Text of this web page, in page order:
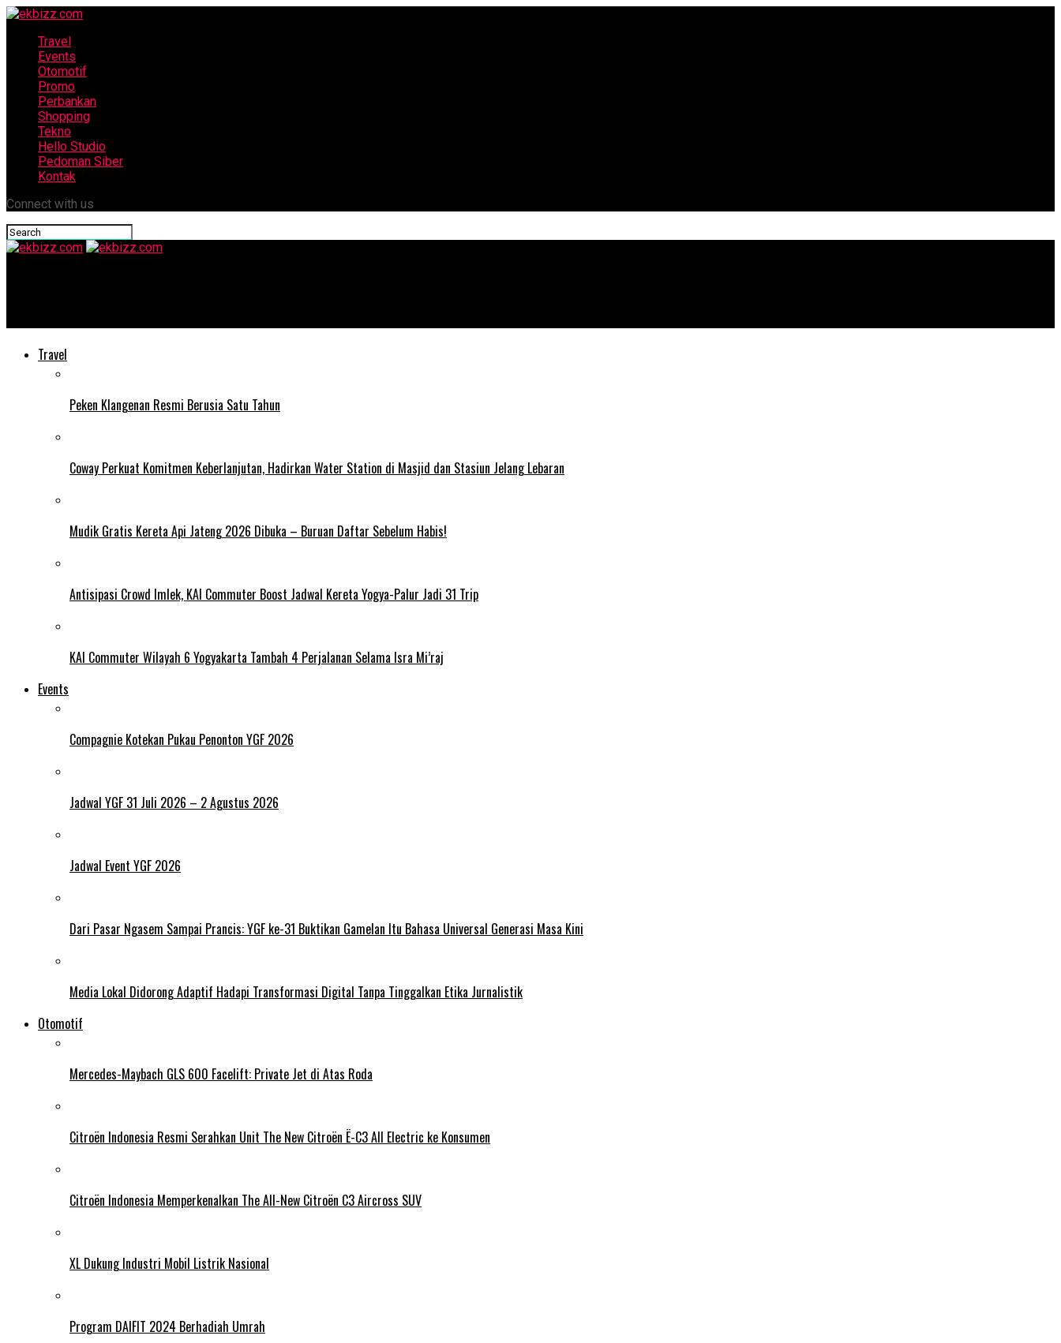
Travel
Events
Otomotif
Promo
Perbankan
Shopping
Tekno
Hello Studio
Pedoman Siber
Kontak
Connect with us
Travel
Peken Klangenan Resmi Berusia Satu Tahun
Coway Perkuat Komitmen Keberlanjutan, Hadirkan Water Station di Masjid dan Stasiun Jelang Lebaran
Mudik Gratis Kereta Api Jateng 2026 Dibuka – Buruan Daftar Sebelum Habis!
Antisipasi Crowd Imlek, KAI Commuter Boost Jadwal Kereta Yogya-Palur Jadi 31 Trip
KAI Commuter Wilayah 6 Yogyakarta Tambah 4 Perjalanan Selama Isra Mi’raj
Events
Compagnie Kotekan Pukau Penonton YGF 2026
Jadwal YGF 31 Juli 2026 – 2 Agustus 2026
Jadwal Event YGF 2026
Dari Pasar Ngasem Sampai Prancis: YGF ke-31 Buktikan Gamelan Itu Bahasa Universal Generasi Masa Kini
Media Lokal Didorong Adaptif Hadapi Transformasi Digital Tanpa Tinggalkan Etika Jurnalistik
Otomotif
Mercedes-Maybach GLS 600 Facelift: Private Jet di Atas Roda
Citroën Indonesia Resmi Serahkan Unit The New Citroën Ë-C3 All Electric ke Konsumen
Citroën Indonesia Memperkenalkan The All-New Citroën C3 Aircross SUV
XL Dukung Industri Mobil Listrik Nasional
Program DAIFIT 2024 Berhadiah Umrah